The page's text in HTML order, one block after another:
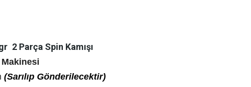
2 Parça Spin Kamışı
(Sarılıp Gönderilecektir)